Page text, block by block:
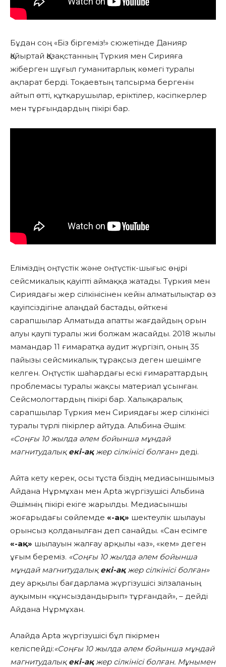
Бұдан соң «Біз біргеміз!» сюжетінде Данияр
Қайыртай Қазақстанның Түркия мен Сирияға
жіберген шұғыл гуманитарлық көмегі туралы
ақпарат берді. Тоқаевтың тапсырма бергенін
айтып өтті, құтқарушылар, еріктілер, кәсіпкерлер
мен тұрғындардың пікірі бар.
Еліміздің оңтүстік және оңтүстік-шығыс өңірі
сейсмикалық қауіпті аймаққа жатады. Түркия мен
Сириядағы жер сілкінісінен кейін алматылықтар өз
қауіпсіздігіне алаңдай бастады, өйткені
сарапшылар Алматыда апатты жағдайдың орын
алуы қаупі туралы жиі болжам жасайды. 2018 жылы
мамандар 11 ғимаратқа аудит жүргізіп, оның 35
пайызы сейсмикалық тұрақсыз деген шешімге
келген. Оңтүстік шаһардағы ескі ғимараттардың
проблемасы туралы жақсы материал ұсынған.
Сейсмологтардың пікірі бар. Халықаралық
сарапшылар Түркия мен Сириядағы жер сілкінісі
туралы түрлі пікірлер айтуда. Альбина Әшім:
«Соңғы 10 жылда әлем бойынша мұндай
магнитудалық екі-ақжер сілкінісі болған» деді.
Айта кету керек, осы тұста біздің медиасыншымыз
Айдана Нұрмұхан мен Apta жүргізушісі Альбина
Әшімнің пікірі екіге жарылды. Медиасыншы
жоғарыдағы сөйлемде «-ақ» шектеулік шылауы
орынсыз қолданылған деп санайды. «Сан есімге
«-ақ» шылауын жалғау арқылы «аз», «кем» деген
ұғым береміз. «Соңғы 10 жылда әлем бойынша
мұндай магнитудалық екі-ақжер сілкінісі болған»
деу арқылы бағдарлама жүргізушісі зілзаланың
ауқымын «құнсыздандырып» тұрғандай», – дейді
Айдана Нұрмұхан.
Алайда Apta жүргізушісі бұл пікірмен
келіспейді:«Соңғы 10 жылда әлем бойынша мұндай
магнитудалық екі-ақжер сілкінісі болған. Мұнымен